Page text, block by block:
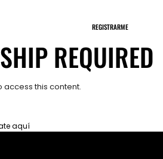
REGISTRARME
REQUIRED
access this content.
aquí